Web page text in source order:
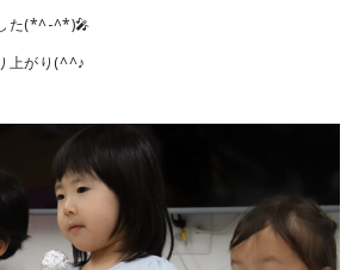
た(*^-^*)🎤
上がり(^^♪